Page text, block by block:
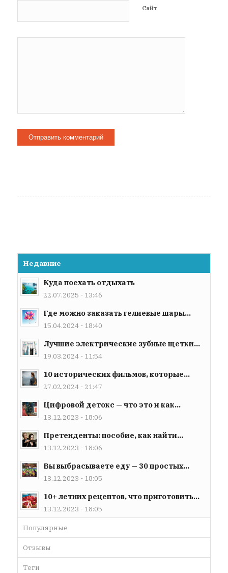
Сайт
Недавние
Куда поехать отдыхать
22.07.2025 - 13:46
Где можно заказать гелиевые шары...
15.04.2024 - 18:40
Лучшие электрические зубные щетки...
19.03.2024 - 11:54
10 исторических фильмов, которые...
27.02.2024 - 21:47
Цифровой детокс — что это и как...
13.12.2023 - 18:06
Претенденты: пособие, как найти...
13.12.2023 - 18:06
Вы выбрасываете еду — 30 простых...
13.12.2023 - 18:05
10+ летних рецептов, что приготовить...
13.12.2023 - 18:05
Популярные
Отзывы
Теги